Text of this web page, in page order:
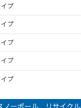
プ
プ
プ
プ
プ